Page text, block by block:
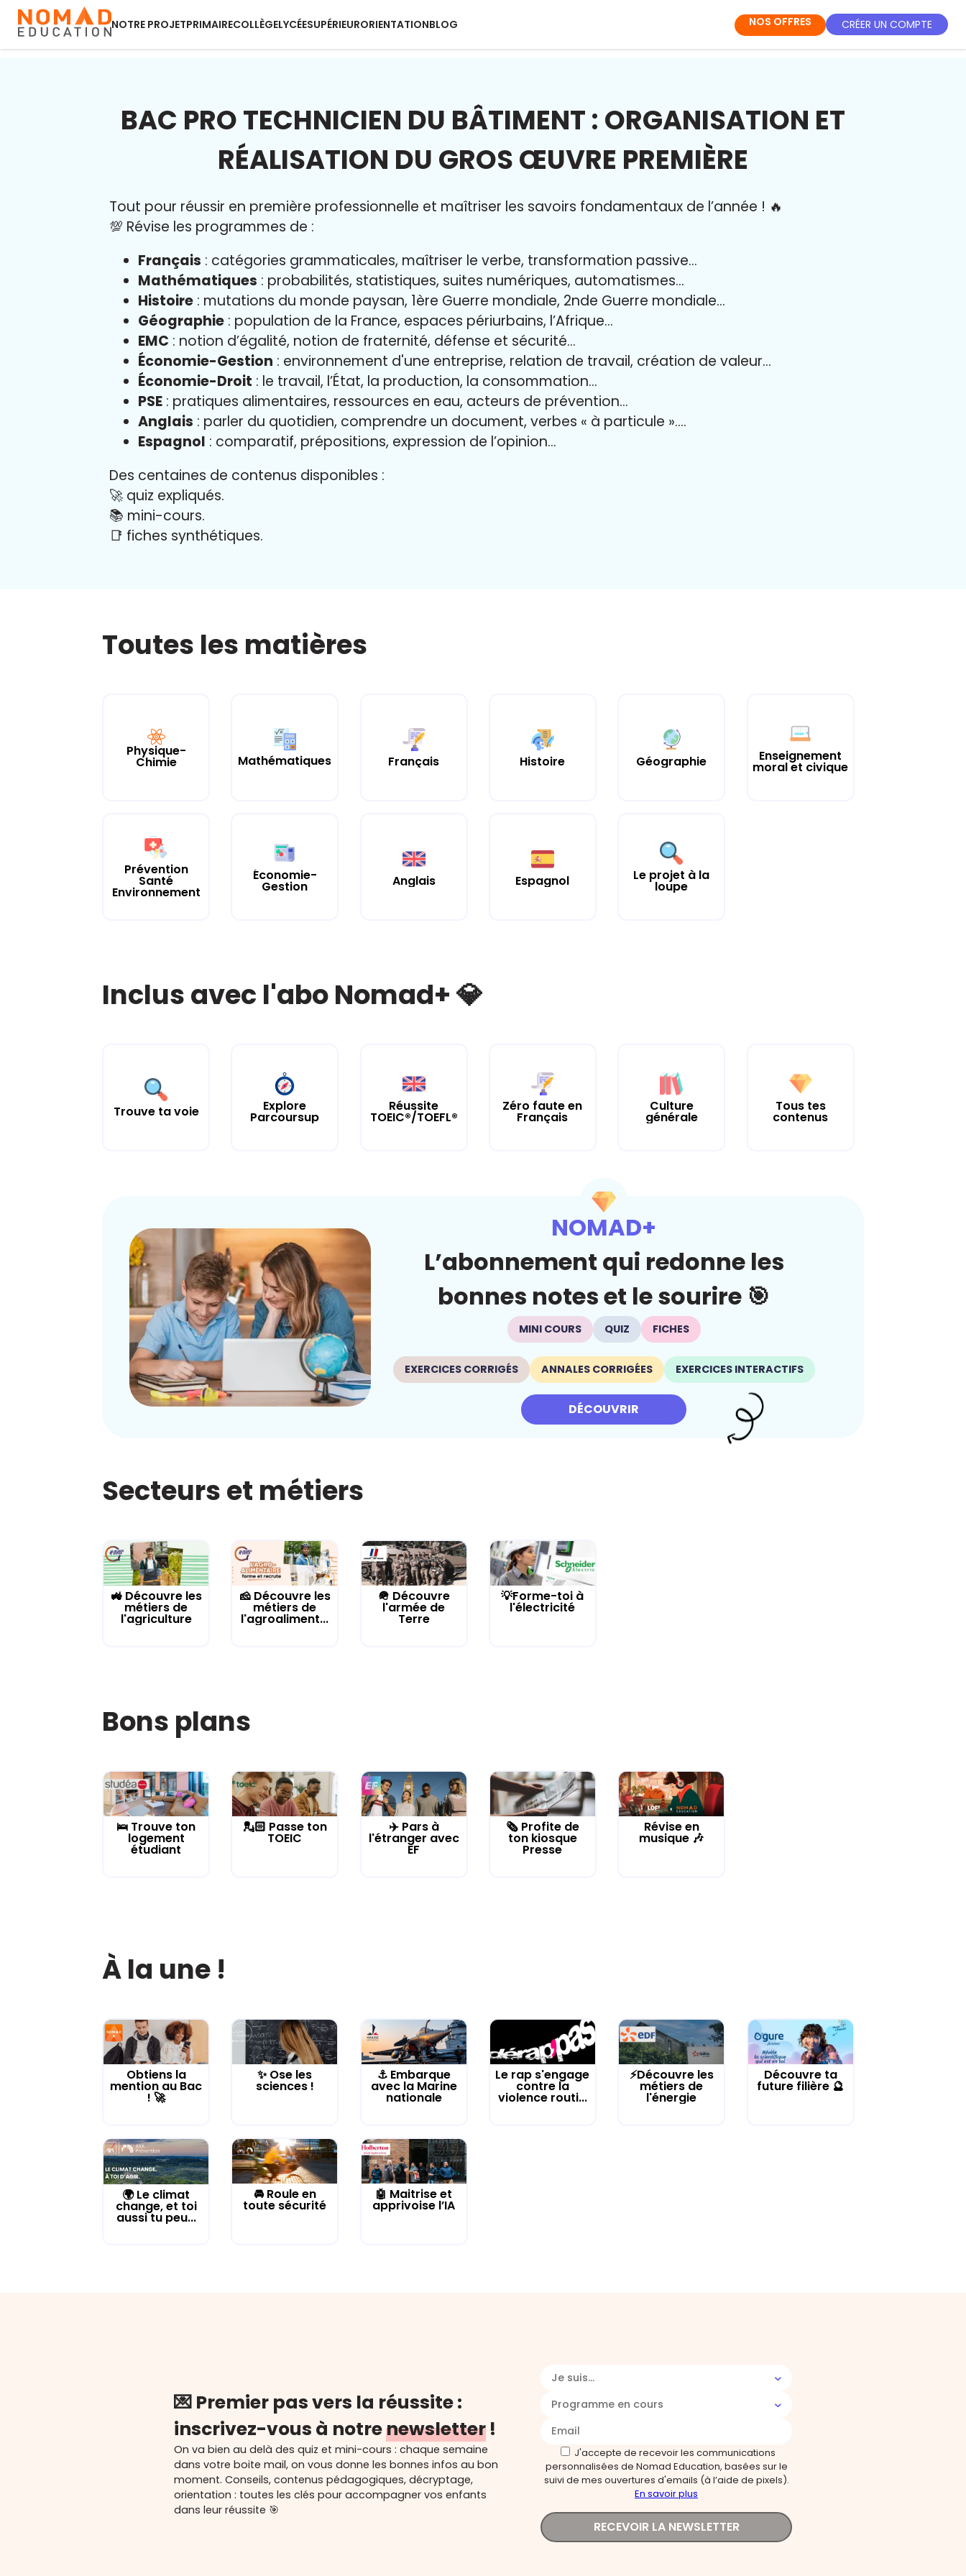
NOTRE PROJETPRIMAIRECOLLÈGELYCÉESUPÉRIEURORIENTATIONBLOG NOS OFFRES CRÉER UN COMPTE
BAC PRO TECHNICIEN DU BÂTIMENT : ORGANISATION ET
RÉALISATION DU GROS ŒUVRE PREMIÈRE
Tout pour réussir en première professionnelle et maîtriser les savoirs fondamentaux de l’année ! 🔥
💯 Révise les programmes de :
Français : catégories grammaticales, maîtriser le verbe, transformation passive…
Mathématiques : probabilités, statistiques, suites numériques, automatismes…
Histoire : mutations du monde paysan, 1ère Guerre mondiale, 2nde Guerre mondiale…
Géographie : population de la France, espaces périurbains, l’Afrique…
EMC : notion d’égalité, notion de fraternité, défense et sécurité…
Économie-Gestion : environnement d'une entreprise, relation de travail, création de valeur…
Économie-Droit : le travail, l’État, la production, la consommation…
PSE : pratiques alimentaires, ressources en eau, acteurs de prévention…
Anglais : parler du quotidien, comprendre un document, verbes « à particule »….
Espagnol : comparatif, prépositions, expression de l’opinion…
Des centaines de contenus disponibles :
🚀 quiz expliqués.
📚 mini-cours.
📑 fiches synthétiques.
Toutes les matières
Physique-
Chimie Mathématiques Français Histoire Géographie Enseignement
moral et civique
Prévention
Santé
Environnement
Économie-
Gestion Anglais Espagnol Le projet à la
loupe
Inclus avec l'abo Nomad+ 💎
Trouve ta voie Explore
Parcoursup
Réussite
TOEIC®/TOEFL®
Zéro faute en
Français
Culture
générale
Tous tes
contenus
NOMAD+
L’abonnement qui redonne les
bonnes notes et le sourire 🎯
MINI COURS QUIZ FICHES
EXERCICES CORRIGÉS ANNALES CORRIGÉES EXERCICES INTERACTIFS
DÉCOUVRIR
Secteurs et métiers
🚜 Découvre les
métiers de
l'agriculture
🧀 Découvre les
métiers de
l'agroaliment...
🪖 Découvre
l'armée de
Terre
💡Forme-toi à
l'électricité
Bons plans
🛌 Trouve ton
logement
étudiant
💂🏻 Passe ton
TOEIC
✈️ Pars à
l'étranger avec
EF
🗞️ Profite de
ton kiosque
Presse
Révise en
musique 🎶
À la une !
Obtiens la
mention au Bac
! 🚀
✨ Ose les
sciences !
⚓️ Embarque
avec la Marine
nationale
Le rap s'engage
contre la
violence routi...
⚡Découvre les
métiers de
l'énergie
Découvre ta
future filière 🔮
🌍 Le climat
change, et toi
aussi tu peu...
🚘 Roule en
toute sécurité
🤖 Maitrise et
apprivoise l’IA
💌 Premier pas vers la réussite :
inscrivez-vous à notrenewsletter !
On va bien au delà des quiz et mini-cours : chaque semaine
dans votre boite mail, on vous donne les bonnes infos au bon
moment. Conseils, contenus pédagogiques, décryptage,
orientation : toutes les clés pour accompagner vos enfants
dans leur réussite 🎯
Je suis...
Programme en cours
J'accepte de recevoir les communications
personnalisées de Nomad Education, basées sur le
suivi de mes ouvertures d'emails (à l’aide de pixels).
En savoir plus
RECEVOIR LA NEWSLETTER